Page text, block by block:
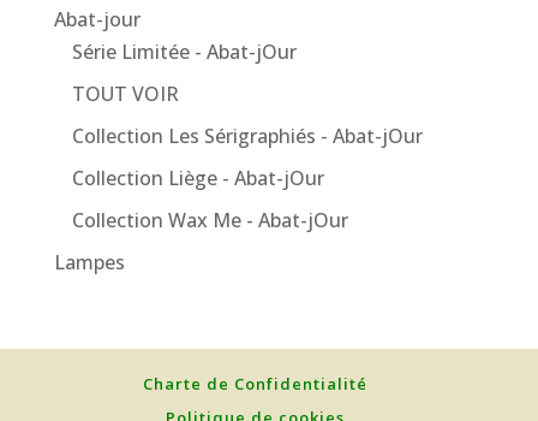
Abat-jour
Série Limitée - Abat-jOur
TOUT VOIR
Collection Les Sérigraphiés - Abat-jOur
Collection Liège - Abat-jOur
Collection Wax Me - Abat-jOur
Lampes
Charte de Confidentialité